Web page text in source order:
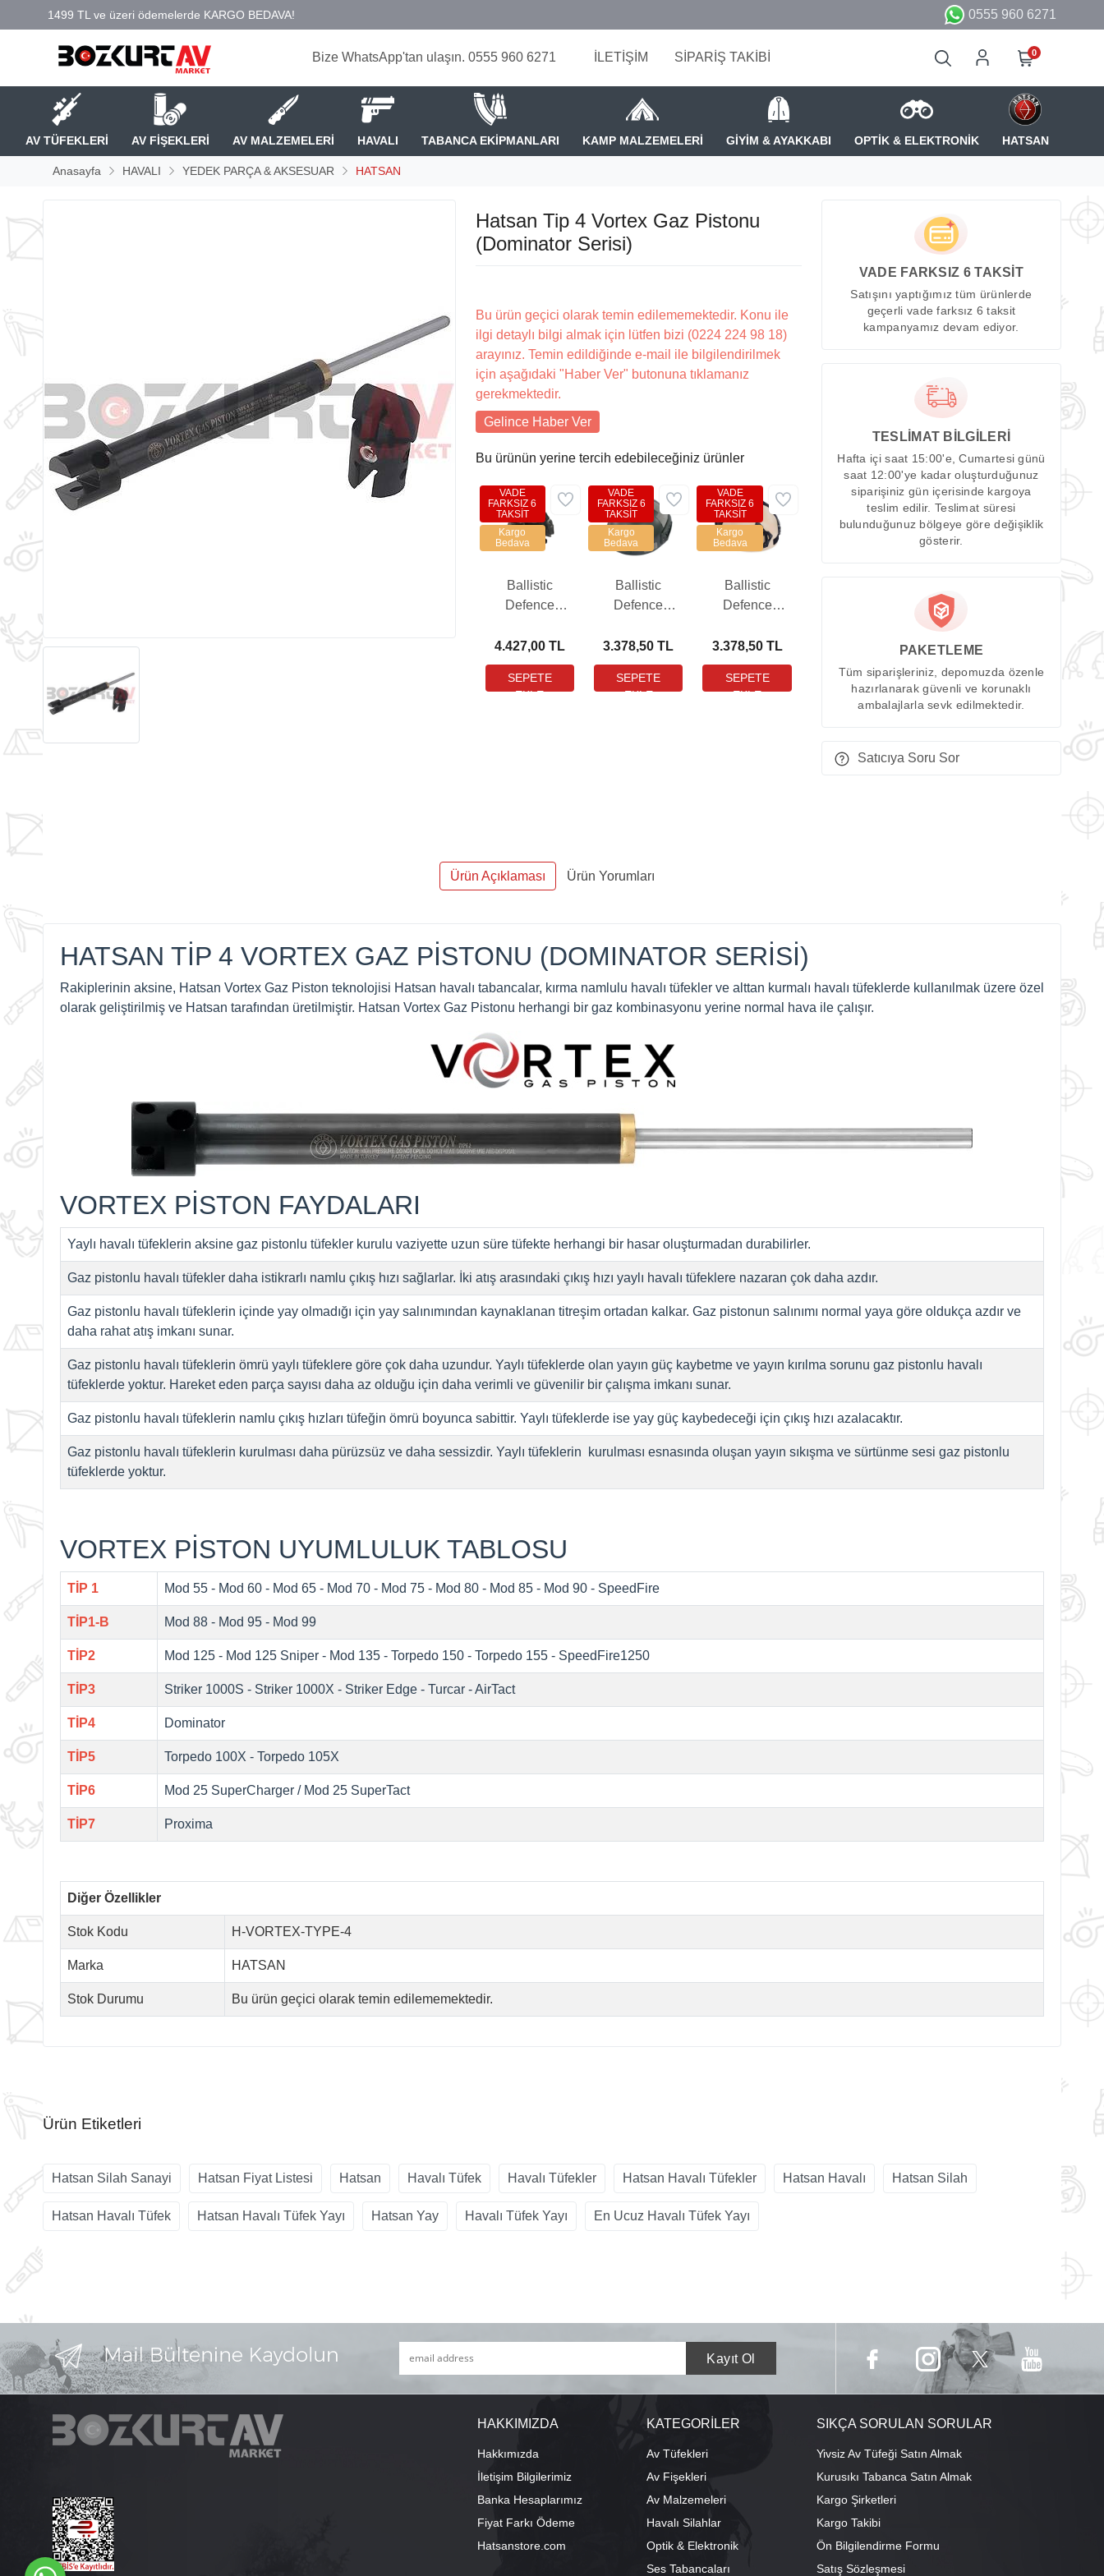
0555 960 6271
Bize WhatsApp'tan ulaşın. 0555 960 6271 İLETİŞİM SİPARİŞ TAKİBİ 0
AV TÜFEKLERİ AV FİŞEKLERİ AV MALZEMELERİ HAVALI TABANCA EKİPMANLARI KAMP MALZEMELERİ GİYİM & AYAKKABI OPTİK & ELEKTRONİK HATSAN
Anasayfa HAVALI YEDEK PARÇA & AKSESUAR HATSAN
Hatsan Tip 4 Vortex Gaz Pistonu
(Dominator Serisi)
Bu ürün geçici olarak temin edilememektedir. Konu ile
ilgi detaylı bilgi almak için lütfen bizi (0224 224 98 18)
arayınız. Temin edildiğinde e-mail ile bilgilendirilmek
için aşağıdaki "Haber Ver" butonuna tıklamanız
gerekmektedir.
Gelince Haber Ver
Bu ürünün yerine tercih edebileceğiniz ürünler
Ballistic
Defence
Kılıflı Airsoft
Kask
4.427,00 TL
VADE
FARKSIZ 6
TAKSİT
Kargo
Bedava
Ballistic
Defence
Green Airsoft
Kask
3.378,50 TL
VADE
FARKSIZ 6
TAKSİT
Kargo
Bedava
Ballistic
Defence
Airsoft Kask
3.378,50 TL
VADE
FARKSIZ 6
TAKSİT
Kargo
Bedava
VADE FARKSIZ 6 TAKSİT
Satışını yaptığımız tüm ürünlerde
geçerli vade farksız 6 taksit
kampanyamız devam ediyor.
TESLİMAT BİLGİLERİ
Hafta içi saat 15:00'e, Cumartesi günü
saat 12:00'ye kadar oluşturduğunuz
siparişiniz gün içerisinde kargoya
teslim edilir. Teslimat süresi
bulunduğunuz bölgeye göre değişiklik
gösterir.
PAKETLEME
Tüm siparişleriniz, depomuzda özenle
hazırlanarak güvenli ve korunaklı
ambalajlarla sevk edilmektedir.
Satıcıya Soru Sor
Ürün Açıklaması Ürün Yorumları
HATSAN TİP 4 VORTEX GAZ PİSTONU (DOMINATOR SERİSİ)
Rakiplerinin aksine, Hatsan Vortex Gaz Piston teknolojisi Hatsan havalı tabancalar, kırma namlulu havalı tüfekler ve alttan kurmalı havalı tüfeklerde kullanılmak üzere özel
olarak geliştirilmiş ve Hatsan tarafından üretilmiştir. Hatsan Vortex Gaz Pistonu herhangi bir gaz kombinasyonu yerine normal hava ile çalışır.
VORTEX PİSTON FAYDALARI
Yaylı havalı tüfeklerin aksine gaz pistonlu tüfekler kurulu vaziyette uzun süre tüfekte herhangi bir hasar oluşturmadan durabilirler.
Gaz pistonlu havalı tüfekler daha istikrarlı namlu çıkış hızı sağlarlar. İki atış arasındaki çıkış hızı yaylı havalı tüfeklere nazaran çok daha azdır.
Gaz pistonlu havalı tüfeklerin içinde yay olmadığı için yay salınımından kaynaklanan titreşim ortadan kalkar. Gaz pistonun salınımı normal yaya göre oldukça azdır ve
daha rahat atış imkanı sunar.
Gaz pistonlu havalı tüfeklerin ömrü yaylı tüfeklere göre çok daha uzundur. Yaylı tüfeklerde olan yayın güç kaybetme ve yayın kırılma sorunu gaz pistonlu havalı
tüfeklerde yoktur. Hareket eden parça sayısı daha az olduğu için daha verimli ve güvenilir bir çalışma imkanı sunar.
Gaz pistonlu havalı tüfeklerin namlu çıkış hızları tüfeğin ömrü boyunca sabittir. Yaylı tüfeklerde ise yay güç kaybedeceği için çıkış hızı azalacaktır.
Gaz pistonlu havalı tüfeklerin kurulması daha pürüzsüz ve daha sessizdir. Yaylı tüfeklerin kurulması esnasında oluşan yayın sıkışma ve sürtünme sesi gaz pistonlu
tüfeklerde yoktur.
VORTEX PİSTON UYUMLULUK TABLOSU
TİP 1 Mod 55 - Mod 60 - Mod 65 - Mod 70 - Mod 75 - Mod 80 - Mod 85 - Mod 90 - SpeedFire
TİP1-B Mod 88 - Mod 95 - Mod 99
TİP2 Mod 125 - Mod 125 Sniper - Mod 135 - Torpedo 150 - Torpedo 155 - SpeedFire1250
TİP3 Striker 1000S - Striker 1000X - Striker Edge - Turcar -AirTact
TİP4 Dominator
TİP5 Torpedo 100X - Torpedo 105X
TİP6 Mod 25 SuperCharger / Mod 25 SuperTact
TİP7 Proxima
Diğer Özellikler
Stok Kodu H-VORTEX-TYPE-4
Marka HATSAN
Stok Durumu Bu ürün geçici olarak temin edilememektedir.
Ürün Etiketleri
Hatsan Silah Sanayi Hatsan Fiyat Listesi Hatsan Havalı Tüfek Havalı Tüfekler Hatsan Havalı Tüfekler Hatsan Havalı Hatsan Silah
Hatsan Havalı Tüfek Hatsan Havalı Tüfek Yayı Hatsan Yay Havalı Tüfek Yayı En Ucuz Havalı Tüfek Yayı
HAKKIMIZDA
Hakkımızda
İletişim Bilgilerimiz
Banka Hesaplarımız
Fiyat Farkı Ödeme
Hatsanstore.com
KATEGORİLER
Av Tüfekleri
Av Fişekleri
Av Malzemeleri
Havalı Silahlar
Optik & Elektronik
Ses Tabancaları
SIKÇA SORULAN SORULAR
Yivsiz Av Tüfeği Satın Almak
Kurusıkı Tabanca Satın Almak
Kargo Şirketleri
Kargo Takibi
Ön Bilgilendirme Formu
Satış Sözleşmesi